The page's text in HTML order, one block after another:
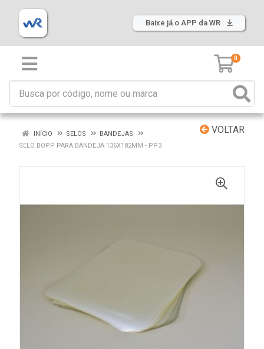
Baixe já o APP da WR
0
VOLTAR
INÍCIO SELOS
BANDEJAS
SELO BOPP PARA BANDEJA 136X182MM - PP3